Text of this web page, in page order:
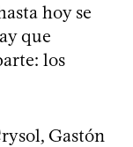
hoy se
que
los
Gastón